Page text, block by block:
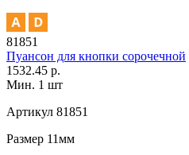
81851
Пуансон для кнопки сорочечной
1532.45 р.
Мин. 1 шт
Артикул 81851
Размер 11мм